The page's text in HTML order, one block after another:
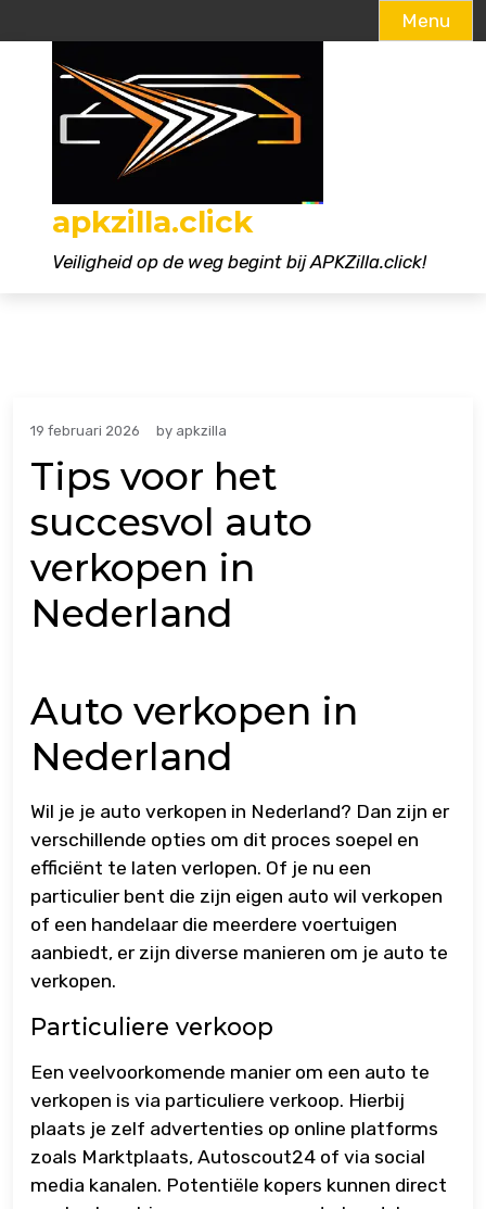
Menu
apkzilla.click
Veiligheid op de weg begint bij APKZilla.click!
19 februari 2026 by apkzilla
Tips voor het
succesvol auto
verkopen in
Nederland
Auto verkopen in
Nederland
Wil je je auto verkopen in Nederland? Dan zijn er
verschillende opties om dit proces soepel en
efficiënt te laten verlopen. Of je nu een
particulier bent die zijn eigen auto wil verkopen
of een handelaar die meerdere voertuigen
aanbiedt, er zijn diverse manieren om je auto te
verkopen.
Particuliere verkoop
Een veelvoorkomende manier om een auto te
verkopen is via particuliere verkoop. Hierbij
plaats je zelf advertenties op online platforms
zoals Marktplaats, Autoscout24 of via social
media kanalen. Potentiële kopers kunnen direct